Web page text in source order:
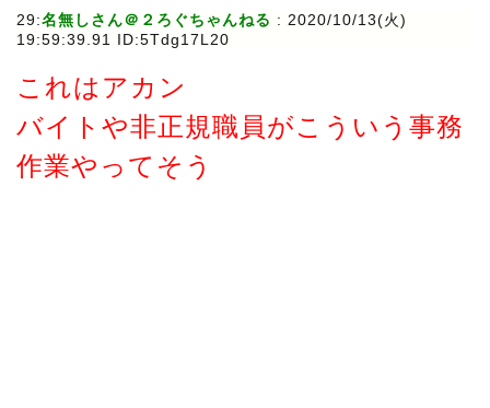
29:名無しさん＠２ろぐちゃんねる : 2020/10/13(火)
19:59:39.91 ID:5Tdg17L20
これはアカン
バイトや非正規職員がこういう事務
作業やってそう